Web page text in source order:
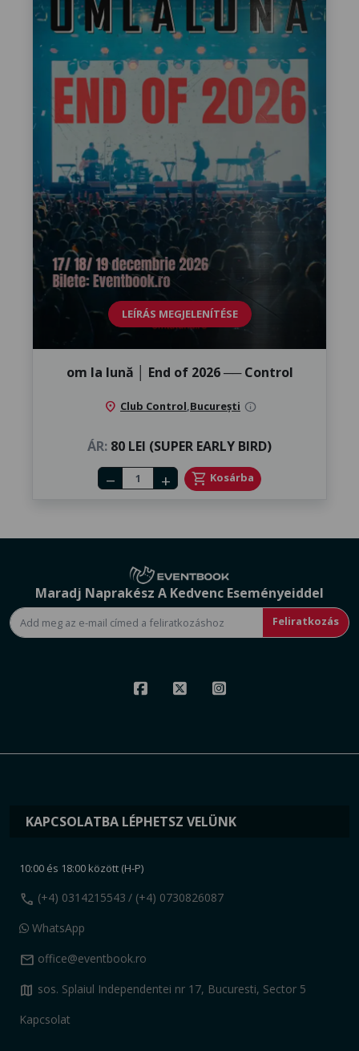
LEÍRÁS MEGJELENÍTÉSE
om la lună │ ​End of 2026 ── Control
location_on Club Control,București info
ÁR: 80 LEI (SUPER EARLY BIRD)
Number of tickets
remove add shopping_cart Kosárba
Maradj Naprakész A Kedvenc Eseményeiddel
Feliratkozás
KAPCSOLATBA LÉPHETSZ VELÜNK
10:00 és 18:00 között (H-P)
call (+4) 0314215543 / (+4) 0730826087
WhatsApp
mail office@eventbook.ro
map sos. Splaiul Independentei nr 17, Bucuresti, Sector 5
Kapcsolat